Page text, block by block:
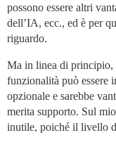
possono essere altri
dell’IA, ecc., ed è per
riguardo.
Ma in linea di principio,
funzionalità può essere
opzionale e sarebbe
merita supporto. Sul
inutile, poiché il livello